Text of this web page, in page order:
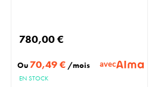
780,00 €
Ou 70,49 € /mois avec
EN STOCK